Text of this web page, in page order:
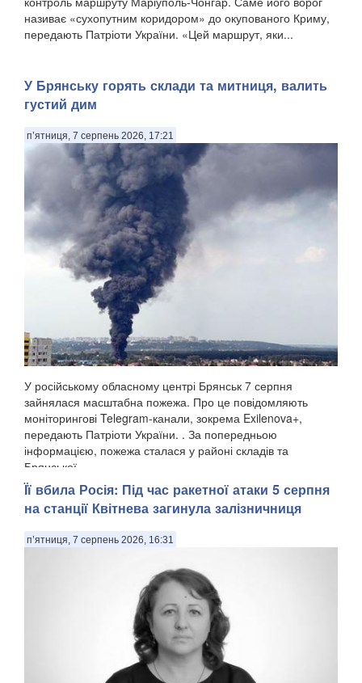
називає «сухопутним коридором» до окупованого Криму,
передають Патріоти України. «Цей маршрут, яки...
​У Брянську горять склади та митниця, валить
густий дим
п’ятниця, 7 серпень 2026, 17:21
У російському обласному центрі Брянськ 7 серпня
зайнялася масштабна пожежа. Про це повідомляють
моніторингові Telegram-канали, зокрема Exilenova+,
передають Патріоти України. . За попередньою
інформацією, пожежа сталася у районі складів та
Брянської ...
Її вбила Росія: Під час ракетної атаки 5 серпня
на станції Квітнева загинула залізничниця
п’ятниця, 7 серпень 2026, 16:31